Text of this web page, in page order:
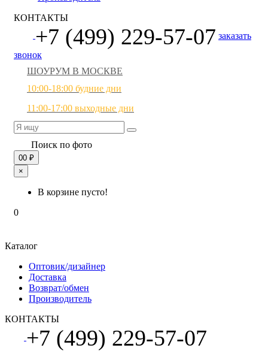
КОНТАКТЫ
+7 (499) 229-57-07 заказать
звонок
ШОУРУМ В МОСКВЕ
10:00-18:00 будние дни
11:00-17:00 выходные дни
Поиск по фото
00 ₽
×
В корзине пусто!
0
Каталог
Оптовик/дизайнер
Доставка
Возврат/обмен
Производитель
КОНТАКТЫ
+7 (499) 229-57-07